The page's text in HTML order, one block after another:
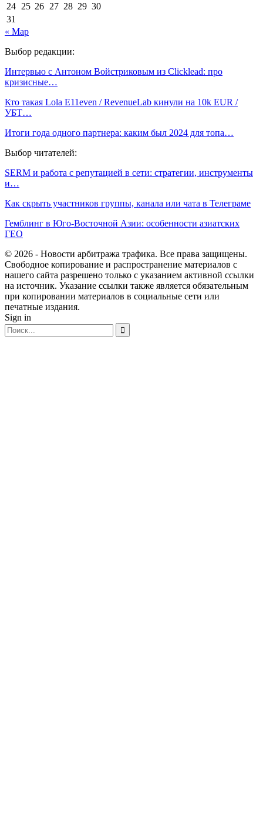
24 25 26 27 28 29 30
31
« Мар
Выбор редакции:
Интервью с Антоном Войстриковым из Clicklead: про
кризисные…
Кто такая Lola E11even / RevenueLab кинули на 10k EUR /
УБТ…
Итоги года одного партнера: каким был 2024 для топа…
Выбор читателей:
SERM и работа с репутацией в сети: стратегии, инструменты
и…
Как скрыть участников группы, канала или чата в Телеграме
Гемблинг в Юго-Восточной Азии: особенности азиатских
ГЕО
© 2026 - Новости арбитража трафика. Все права защищены.
Свободное копирование и распространение материалов с
нашего сайта разрешено только с указанием активной ссылки
на источник. Указание ссылки также является обязательным
при копировании материалов в социальные сети или
печатные издания.
Sign in